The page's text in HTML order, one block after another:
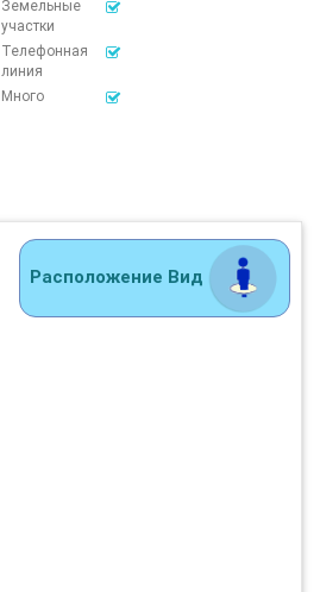
Земельные
участки
Телефонная
линия
Много
Расположение Вид